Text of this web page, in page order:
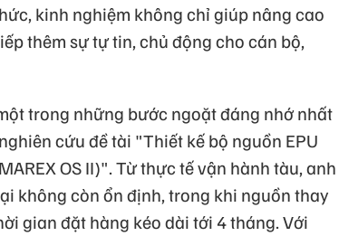
kinh nghiệm không chỉ giúp nâng cao
thêm sự tự tin, chủ động cho cán bộ,
trong những bước ngoặt đáng nhớ nhất
cứu đề tài "Thiết kế bộ nguồn EPU
OS II)". Từ thực tế vận hành tàu, anh
không còn ổn định, trong khi nguồn thay
gian đặt hàng kéo dài tới 4 tháng. Với